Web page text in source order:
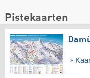
Pistekaarten